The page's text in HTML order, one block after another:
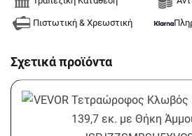
Πιστωτική & Χρεωστική
Σχετικά προϊόντα